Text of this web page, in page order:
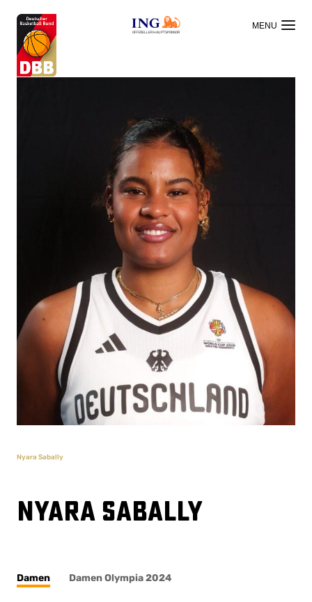
OFFIZIELLER HAUPTSPONSOR
Nyara Sabally
Nyara Sabally
Damen Damen Olympia 2024